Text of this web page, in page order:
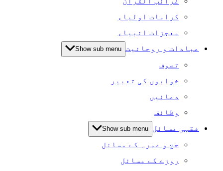
کرامات اولیاء
معجزات انبیاء
عبادات و روحانیت Show sub menu
تصوف
خوابوں کی تعبیر
دعائیں
وظائف
فقہی مسائل Show sub menu
حج و عمرہ کے مسائل
روزے کے مسائل